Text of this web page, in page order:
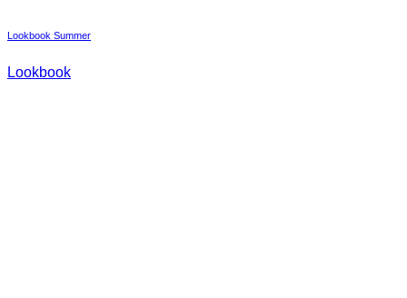
Lookbook Summer
Lookbook